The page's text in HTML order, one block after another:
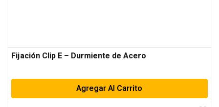
Fijación Clip E – Durmiente de Acero
Agregar Al Carrito